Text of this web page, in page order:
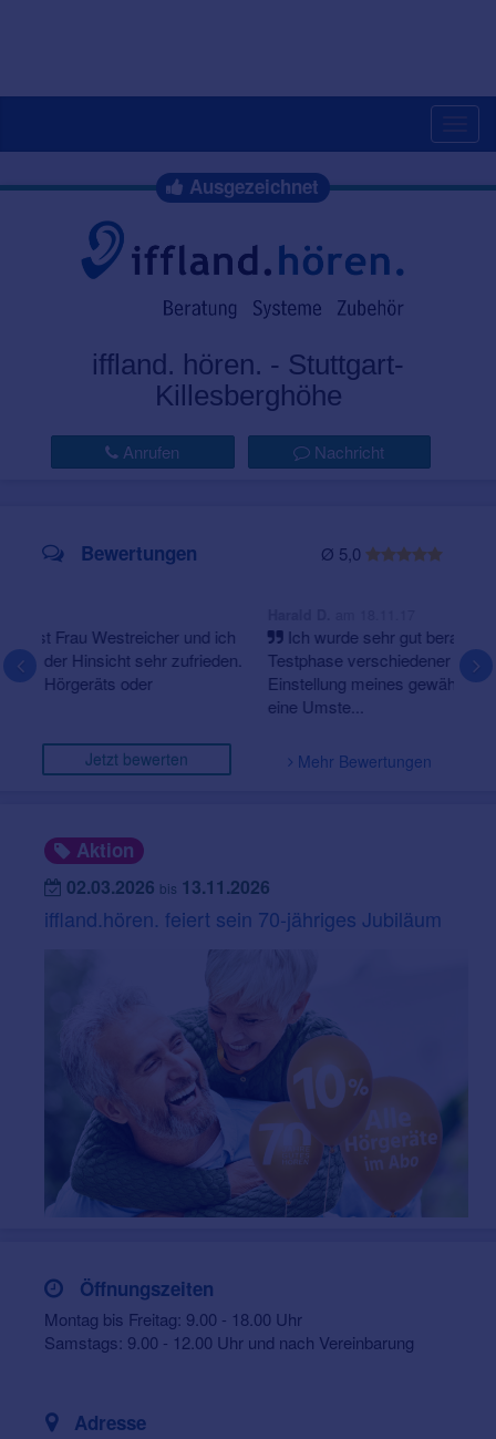
Ausgezeichnet
iffland. hören. - Stuttgart-
Killesberghöhe
Anrufen Nachricht
Ø 5,0
Bewertungen
Ich wurde sehr gut beraten und eine längere
Testphase verschiedener Geräte. Bis zur sehr guten
Einstellung meines gewählten Hörgerätes. Jederzeit ist
Jetzt bewerten Mehr Bewertungen
Aktion
02.03.2026 bis 13.11.2026
iffland.hören. feiert sein 70-jähriges Jubiläum
Öffnungszeiten
Montag bis Freitag: 9.00 - 18.00 Uhr
Samstags: 9.00 - 12.00 Uhr und nach Vereinbarung
Adresse